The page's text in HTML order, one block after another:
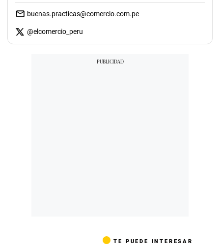
buenas.practicas@comercio.com.pe
@elcomercio_peru
TE PUEDE INTERESAR